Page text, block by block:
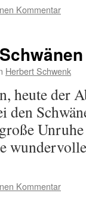
Kommentar
Herbert Schwenk
heute der
den
Kommentar